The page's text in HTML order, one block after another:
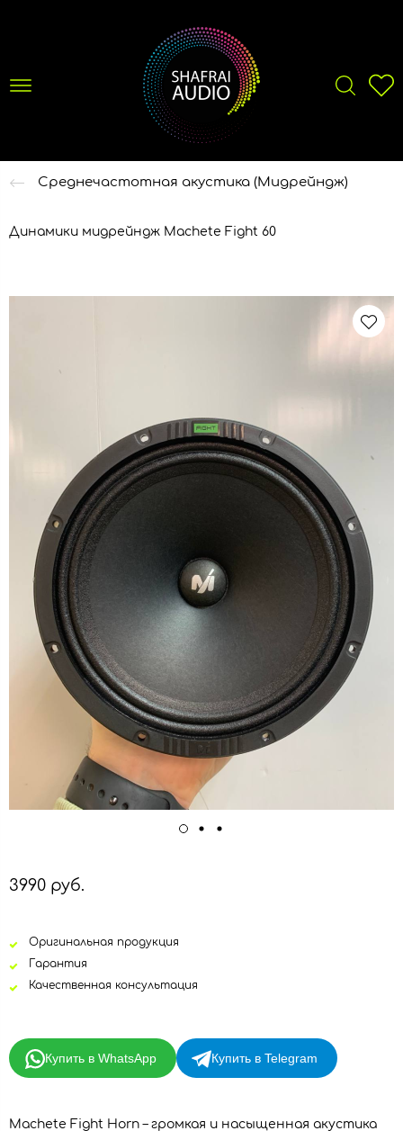
Среднечастотная акустика (Мидрейндж)
Динамики мидрейндж Machete Fight 60
3990 руб.
Оригинальная продукция
Гарантия
Качественная консультация
Купить в WhatsApp Купить в Telegram
Machete Fight Horn – громкая и насыщенная акустика